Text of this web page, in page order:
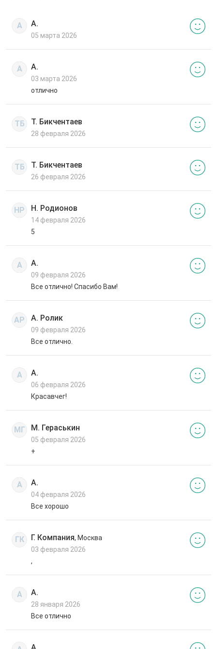
А А.
05 марта 2026
А А.
03 марта 2026
отлично
ТБ Т. Бикчентаев
28 февраля 2026
ТБ Т. Бикчентаев
26 февраля 2026
НР Н. Родионов
14 февраля 2026
5
А А.
09 февраля 2026
Все отлично! Спасибо Вам!
АР А. Ролик
09 февраля 2026
Все отлично.
А А.
06 февраля 2026
Красавчег!
МГ М. Гераськин
05 февраля 2026
+
А А.
04 февраля 2026
Все хорошо
ГК Г. Компания, Москва
03 февраля 2026
,
А А.
28 января 2026
Все отлично